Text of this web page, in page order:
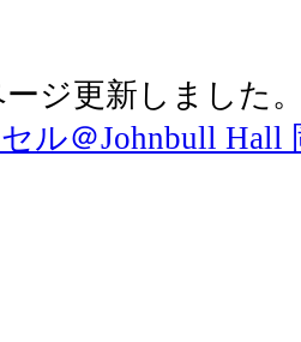
ジ更新しました
ル＠Johnbull Hall